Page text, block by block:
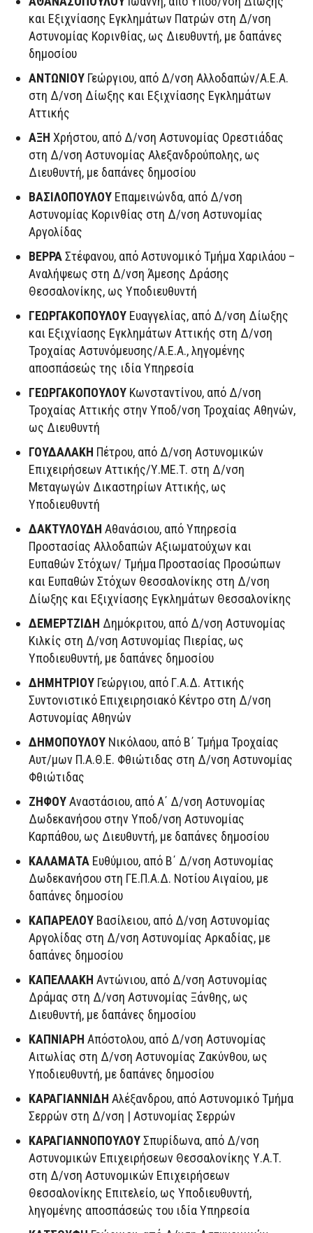
και Εξιχνίασης Εγκλημάτων Πατρών στη Δ/νση
Αστυνομίας Κορινθίας, ως Διευθυντή, με δαπάνες
δημοσίου
ΑΝΤΩΝΙΟΥ Γεώργιου, από Δ/νση Αλλοδαπών/Α.Ε.Α.
στη Δ/νση Δίωξης και Εξιχνίασης Εγκλημάτων
Αττικής
ΑΞΗ Χρήστου, από Δ/νση Αστυνομίας Ορεστιάδας
στη Δ/νση Αστυνομίας Αλεξανδρούπολης, ως
Διευθυντή, με δαπάνες δημοσίου
ΒΑΣΙΛΟΠΟΥΛΟΥ Επαμεινώνδα, από Δ/νση
Αστυνομίας Κορινθίας στη Δ/νση Αστυνομίας
Αργολίδας
ΒΕΡΡΑΣτέφανου, από Αστυνομικό Τμήμα Χαριλάου –
Αναλήψεως στη Δ/νση Άμεσης Δράσης
Θεσσαλονίκης, ως Υποδιευθυντή
ΓΕΩΡΓΑΚΟΠΟΥΛΟΥ Ευαγγελίας, από Δ/νση Δίωξης
και Εξιχνίασης Εγκλημάτων Αττικής στη Δ/νση
Τροχαίας Αστυνόμευσης/Α.Ε.Α., ληγομένης
αποσπάσεώς της ιδία Υπηρεσία
ΓΕΩΡΓΑΚΟΠΟΥΛΟΥ Κωνσταντίνου, από Δ/νση
Τροχαίας Αττικής στην Υποδ/νση Τροχαίας Αθηνών,
ως Διευθυντή
ΓΟΥΔΑΛΑΚΗ Πέτρου, από Δ/νση Αστυνομικών
Επιχειρήσεων Αττικής/Υ.ΜΕ.Τ. στη Δ/νση
Μεταγωγών Δικαστηρίων Αττικής, ως
Υποδιευθυντή
ΔΑΚΤΥΛΟΥΔΗ Αθανάσιου, από Υπηρεσία
Προστασίας Αλλοδαπών Αξιωματούχων και
Ευπαθών Στόχων/ Τμήμα Προστασίας Προσώπων
και Ευπαθών Στόχων Θεσσαλονίκης στη Δ/νση
Δίωξης και Εξιχνίασης Εγκλημάτων Θεσσαλονίκης
ΔΕΜΕΡΤΖΙΔΗ Δημόκριτου, από Δ/νση Αστυνομίας
Κιλκίς στη Δ/νση Αστυνομίας Πιερίας, ως
Υποδιευθυντή, με δαπάνες δημοσίου
ΔΗΜΗΤΡΙΟΥ Γεώργιου, από Γ.Α.Δ. Αττικής
Συντονιστικό Επιχειρησιακό Κέντρο στη Δ/νση
Αστυνομίας Αθηνών
ΔΗΜΟΠΟΥΛΟΥ Νικόλαου, από Β΄ Τμήμα Τροχαίας
Αυτ/μων Π.Α.Θ.Ε. Φθιώτιδας στη Δ/νση Αστυνομίας
Φθιώτιδας
ΖΗΦΟΥΑναστάσιου, από Α΄ Δ/νση Αστυνομίας
Δωδεκανήσου στην Υποδ/νση Αστυνομίας
Καρπάθου, ως Διευθυντή, με δαπάνες δημοσίου
ΚΑΛΑΜΑΤΑ Ευθύμιου, από Β΄ Δ/νση Αστυνομίας
Δωδεκανήσου στη ΓΕ.Π.Α.Δ. Νοτίου Αιγαίου, με
δαπάνες δημοσίου
ΚΑΠΑΡΕΛΟΥ Βασίλειου, από Δ/νση Αστυνομίας
Αργολίδας στη Δ/νση Αστυνομίας Αρκαδίας, με
δαπάνες δημοσίου
ΚΑΠΕΛΛΑΚΗ Αντώνιου, από Δ/νση Αστυνομίας
Δράμας στη Δ/νση Αστυνομίας Ξάνθης, ως
Διευθυντή, με δαπάνες δημοσίου
ΚΑΠΝΙΑΡΗ Απόστολου, από Δ/νση Αστυνομίας
Αιτωλίας στη Δ/νση Αστυνομίας Ζακύνθου, ως
Υποδιευθυντή, με δαπάνες δημοσίου
ΚΑΡΑΓΙΑΝΝΙΔΗ Αλέξανδρου, από Αστυνομικό Τμήμα
Σερρών στη Δ/νση | Αστυνομίας Σερρών
ΚΑΡΑΓΙΑΝΝΟΠΟΥΛΟΥΣπυρίδωνα, από Δ/νση
Αστυνομικών Επιχειρήσεων Θεσσαλονίκης Υ.Α.Τ.
στη Δ/νση Αστυνομικών Επιχειρήσεων
Θεσσαλονίκης Επιτελείο, ως Υποδιευθυντή,
ληγομένης αποσπάσεώς του ιδία Υπηρεσία